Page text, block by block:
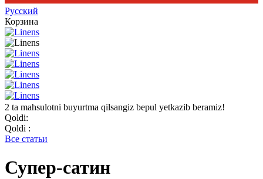
Русский
Корзина
2 ta mahsulotni buyurtma qilsangiz bepul yetkazib beramiz!
Qoldi:
Qoldi :
Все статьи
Супер-сатин